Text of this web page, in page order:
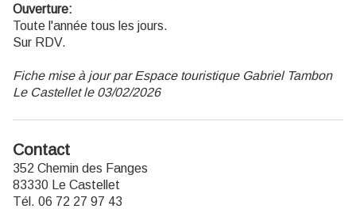
Ouverture:
Toute l'année tous les jours.
Sur RDV.
Fiche mise à jour par Espace touristique Gabriel Tambon
Le Castellet le 03/02/2026
Contact
352 Chemin des Fanges
83330 Le Castellet
Tél. 06 72 27 97 43